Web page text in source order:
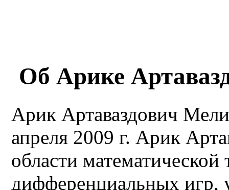
Об Арике
Арик Артаваздович
апреля 2009 г. Арик
области
дифференциальных игр,